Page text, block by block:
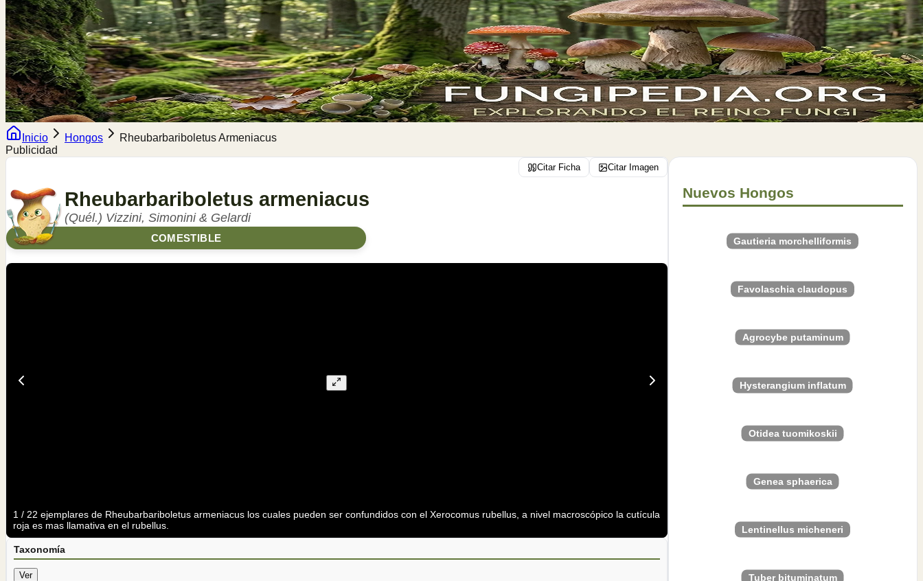
Inicio Hongos
Rheubarbariboletus Armeniacus
Publicidad
Citar Ficha Citar Imagen
Rheubarbariboletus armeniacus
(Quél.) Vizzini, Simonini & Gelardi
COMESTIBLE
1 / 22 ejemplares de Rheubarbariboletus armeniacus los cuales pueden ser confundidos con el Xerocomus rubellus, a nivel macroscópico la cutícula
roja es mas llamativa en el rubellus.
Taxonomía
Ver
Nuevos Hongos
Gautieria morchelliformis
Favolaschia claudopus
Agrocybe putaminum
Hysterangium inflatum
Otidea tuomikoskii
Genea sphaerica
Lentinellus micheneri
Tuber bituminatum